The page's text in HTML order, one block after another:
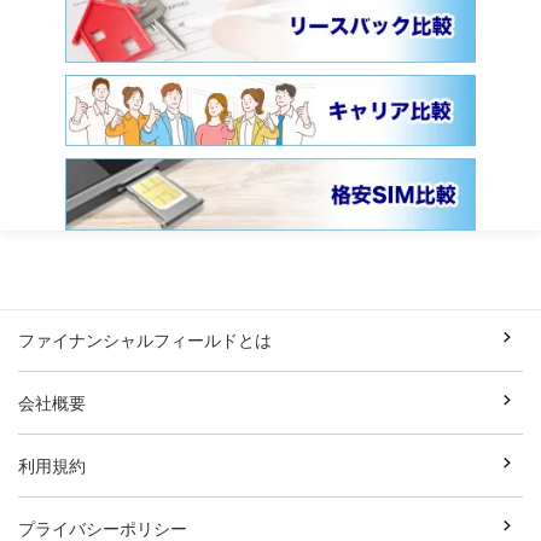
ファイナンシャルフィールドとは
会社概要
利用規約
プライバシーポリシー